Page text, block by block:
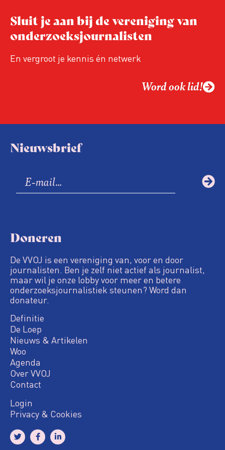
Sluit je aan bij de vereniging van
onderzoeksjournalisten
En vergroot je kennis én netwerk
Word ook lid!
Nieuwsbrief
Doneren
De VVOJ is een vereniging van, voor en door
journalisten. Ben je zelf niet actief als journalist,
maar wil je onze lobby voor meer en betere
onderzoeksjournalistiek steunen? Word dan
donateur.
Definitie
De Loep
Nieuws & Artikelen
Woo
Agenda
Over VVOJ
Contact
Login
Privacy & Cookies